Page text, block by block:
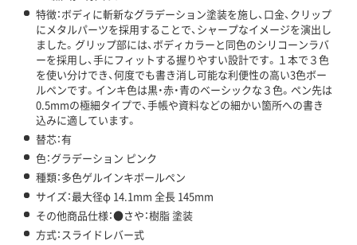
特徴：ボディに斬新なグラデーション塗装を施し、口金、クリップ
にメタルパーツを採用することで、シャープなイメージを演出し
ました。グリップ部には、ボディカラーと同色のシリコーンラバ
ーを採用し、手にフィットする握りやすい設計です。１本で３色
を使い分けでき、何度でも書き消し可能な利便性の高い3色ボー
ルペンです。インキ色は黒・赤・青のベーシックな３色。ペン先は
0.5mmの極細タイプで、手帳や資料などの細かい箇所への書き
込みに適しています。
替芯：有
色：グラデーション ピンク
種類：多色ゲルインキボールペン
サイズ：最大径φ 14.1mm 全長 145mm
その他商品仕様：●さや：樹脂 塗装
方式：スライドレバー式